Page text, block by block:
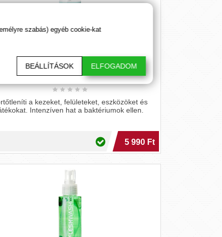
clean n safe, 200 ml
a kezeket, felületeket, eszközöket és
Intenzíven hat a baktériumok ellen.
5 990 Ft
szabás) egyéb cookie-kat
BEÁLLÍTÁSOK ELFOGADOM